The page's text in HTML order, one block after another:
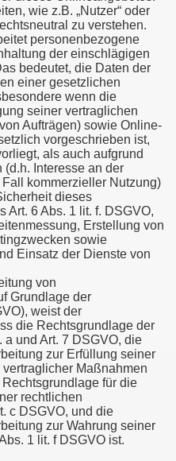
wie z.B. „Nutzer“ oder
zu verstehen.
personenbezogene
der einschlägigen
bedeutet, die Daten der
einer gesetzlichen
wenn die
seiner vertraglichen
Aufträgen) sowie Online-
vorgeschrieben ist,
als auch aufgrund
Interesse an der
kommerzieller Nutzung)
dieses
Art. 6 Abs. 1 lit. f. DSGVO,
Erstellung von
sowie
Einsatz der Dienste von
von
Grundlage der
weist der
die Rechtsgrundlage der
a und Art. 7 DSGVO, die
zur Erfüllung seiner
Maßnahmen
für die
rechtlichen
c DSGVO, und die
zur Wahrung seiner
1 lit. f DSGVO ist.